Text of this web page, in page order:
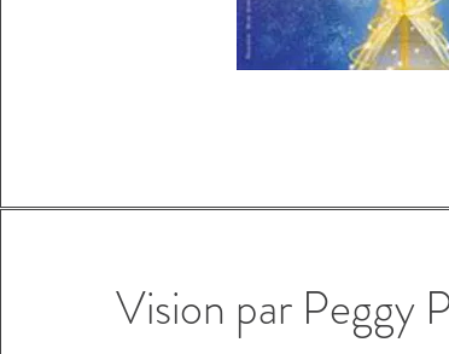
Vision par Peggy